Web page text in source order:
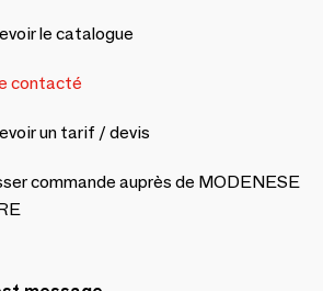
le catalogue
contacté
un tarif / devis
commande auprès de MODENESE